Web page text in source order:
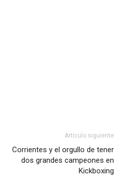
Artículo siguiente
Corrientes y el orgullo de tener
dos grandes campeones en
Kickboxing